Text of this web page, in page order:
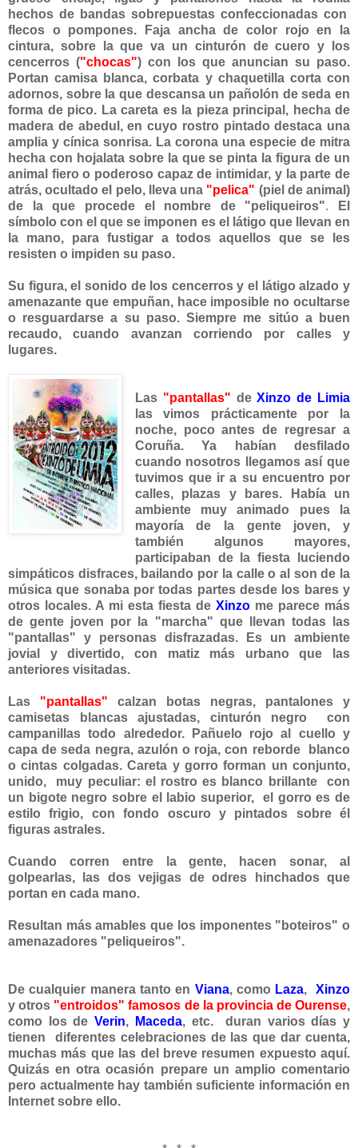
hechos de bandas sobrepuestas confeccionadas con
flecos o pompones. Faja ancha de color rojo en la
cintura, sobre la que va un cinturón de cuero y los
cencerros ("chocas") con los que anuncian su paso.
Portan camisa blanca, corbata y chaquetilla corta con
adornos, sobre la que descansa un pañolón de seda en
forma de pico. La careta es la pieza principal, hecha de
madera de abedul, en cuyo rostro pintado destaca una
amplia y cínica sonrisa. La corona una especie de mitra
hecha con hojalata sobre la que se pinta la figura de un
animal fiero o poderoso capaz de intimidar, y la parte de
atrás, ocultado el pelo, lleva una "pelica" (piel de animal)
de la que procede el nombre de "peliqueiros".
El
símbolo con el que se imponen es el látigo que llevan en
la mano, para fustigar a todos aquellos que se les
resisten o impiden su paso.
Su figura, el sonido de los cencerros y el látigo alzado y
amenazante que empuñan, hace imposible no ocultarse
o resguardarse a su paso. Siempre me sitúo a buen
recaudo, cuando avanzan corriendo por calles y
lugares.
Las "pantallas" deXinzo de Limia
las vimos prácticamente por la
noche, poco antes de regresar a
Coruña. Ya habían desfilado
cuando nosotros llegamos así que
tuvimos que ir a su encuentro por
calles, plazas y bares. Había un
ambiente muy animado pues la
mayoría de la gente joven, y
también algunos mayores,
participaban de la fiesta luciendo
simpáticos disfraces, bailando por la calle o al son de la
música que sonaba por todas partes desde los bares y
otros locales. A mi esta fiesta de Xinzo me parece más
de gente joven por la "marcha" que llevan todas las
"pantallas" y personas disfrazadas. Es un ambiente
jovial y divertido, con matiz más urbano que las
anteriores visitadas.
Las "pantallas" calzan botas negras, pantalones y
camisetas blancas ajustadas, cinturón negro con
campanillas todo alrededor. Pañuelo rojo al cuello y
capa de seda negra, azulón o roja, con reborde blanco
o cintas colgadas. Careta y gorro forman un conjunto,
unido, muy peculiar: el rostro es blanco brillante con
un bigote negro sobre el labio superior, el gorro es de
estilo frigio, con fondo oscuro y pintados sobre él
figuras astrales.
Cuando corren entre la gente, hacen sonar, al
golpearlas, las dos vejigas de odres hinchados que
portan en cada mano.
Resultan más amables que los imponentes "boteiros" o
amenazadores "peliqueiros".
De cualquier manera tanto en Viana, como Laza,Xinzo
y otros "entroidos" famosos de la provincia de Ourense,
como los deVerin, Maceda, etc. duran varios días y
tienen diferentes celebraciones de las que dar cuenta,
muchas más que las del breve resumen expuesto aquí.
Quizás en otra ocasión prepare un amplio comentario
pero actualmente hay también suficiente información en
Internet sobre ello.